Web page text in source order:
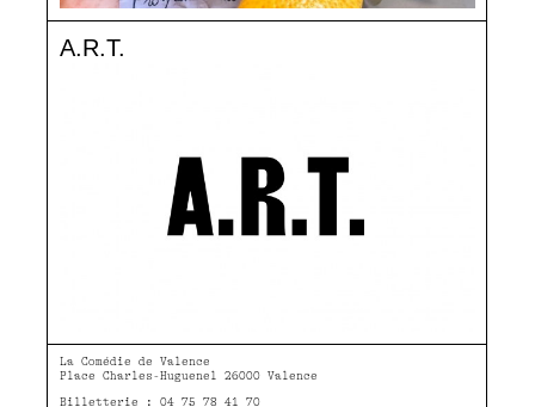
A.R.T.
La Comédie de Valence
Place Charles-Huguenel 26000 Valence
Billetterie : 04 75 78 41 70